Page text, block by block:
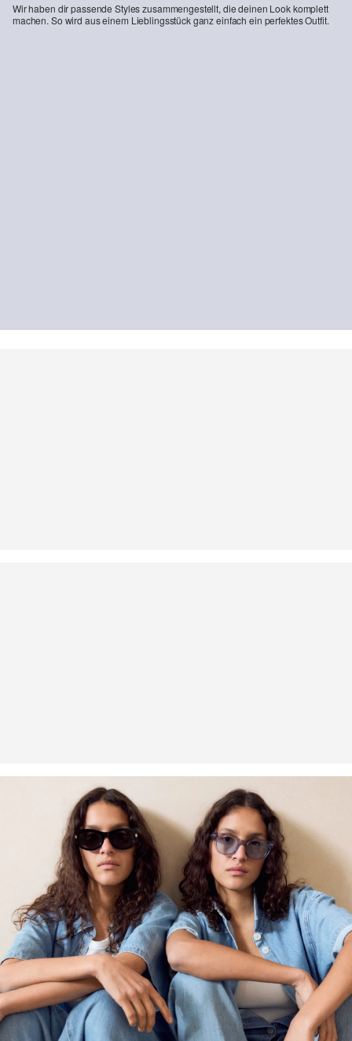
Wir haben dir passende Styles zusammengestellt, die deinen Look komplett
machen. So wird aus einem Lieblingsstück ganz einfach ein perfektes Outfit.